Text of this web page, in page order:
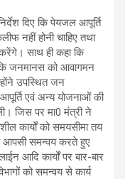
दिए कि पेयजल आपूर्ति
नहीं होनी चाहिए तथा
साथ ही कहा कि
जनमानस को आवागमन
उपस्थित जन
एवं अन्य योजनाओं की
जिस पर मा0 मंत्री ने
कार्यों को समयसीमा तय
आपसी समन्वय करते हुए
आदि कार्यों पर बार-बार
को समन्वय से कार्य